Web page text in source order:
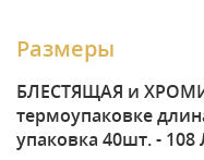
Размеры
БЛЕСТЯЩАЯ и
термоупаковке
упаковка 40шт. -